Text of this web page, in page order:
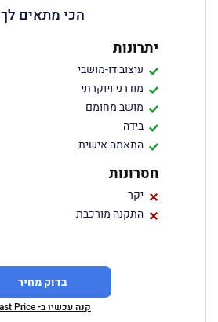
הכי מתאים לך
יתרונות
עיצוב דו-מושבי
מודרני ויוקרתי
מושב מחומם
בידה
התאמה אישית
חסרונות
יקר
התקנה מורכבת
בדוק מחיר
קנה עכשיו ב- Last Price